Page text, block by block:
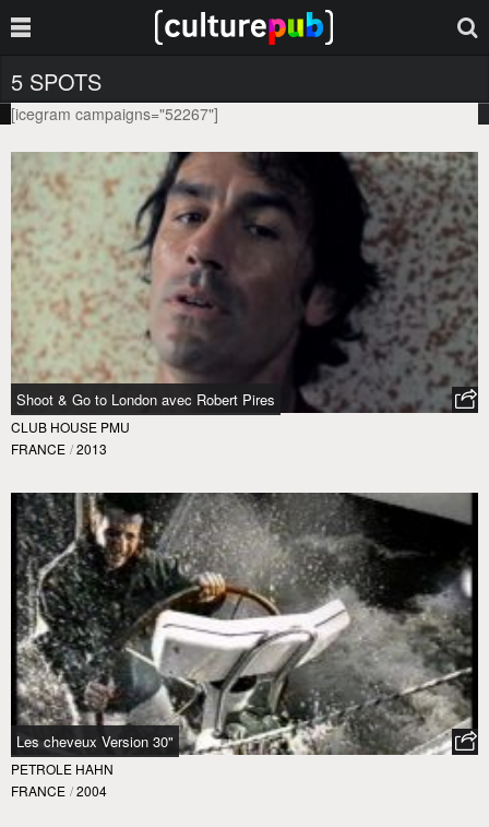
5 SPOTS
[icegram campaigns="52267"]
Shoot & Go to London avec Robert Pires
CLUB HOUSE PMU
FRANCE / 2013
Les cheveux Version 30"
PETROLE HAHN
FRANCE / 2004